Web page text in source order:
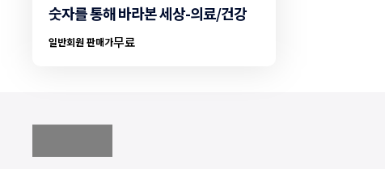
숫자를 통해 바라본 세상-의료/건강
일반회원 판매가무료